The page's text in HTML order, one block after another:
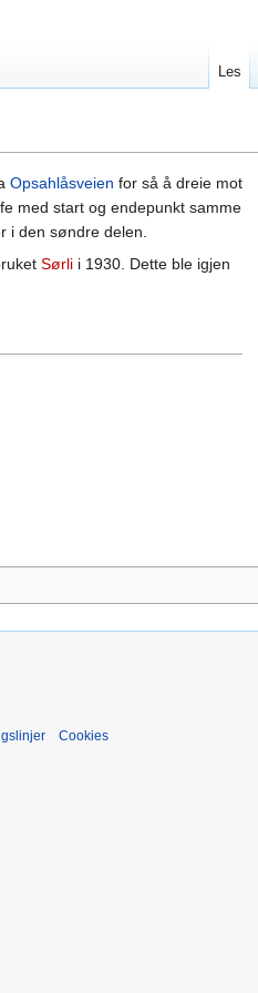
Opsahlåsveien for så å dreie mot
med start og endepunkt samme
i den søndre delen.
Sørli i 1930. Dette ble igjen
Les
Cookies